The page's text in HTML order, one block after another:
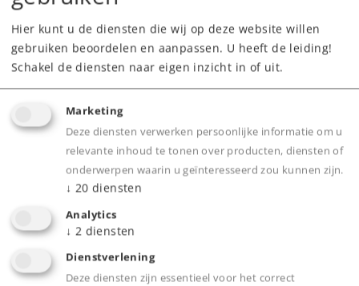
Product
Productinfo
Hier kunt u de diensten die wij op deze website willen
gebruiken beoordelen en aanpassen. U heeft de leiding!
Schakel de diensten naar eigen inzicht in of uit.
Marketing
Deze diensten verwerken persoonlijke informatie om u
relevante inhoud te tonen over producten, diensten of
onderwerpen waarin u geïnteresseerd zou kunnen zijn.
↓ 20 diensten
Analytics
↓ 2 diensten
Dienstverlening
Deze diensten zijn essentieel voor het correct